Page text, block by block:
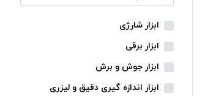
ابزار شارژی
ابزار برقی
ابزار جوش و برش
ابزار اندازه گیری دقیق و لیزری